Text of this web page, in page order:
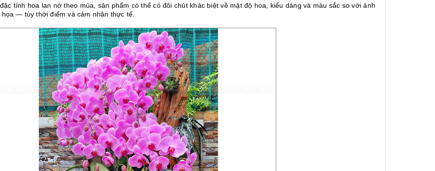
tính hoa lan nở theo mùa, sản phẩm có thể có đôi chút khác biệt về mật độ hoa, kiểu dáng và màu sắc so với ảnh
họa — tùy thời điểm và cảm nhận thực tế.